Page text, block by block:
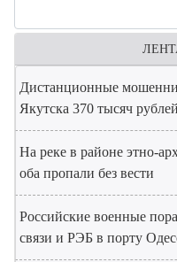
Дистанционные
Якутска 370 тысяч рублей
На реке в районе этно-
оба пропали без вести
Российские военные
связи и РЭБ в порту